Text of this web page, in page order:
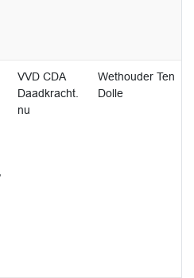
VVD CDA
Daadkracht.
nu
Wethouder Ten
Dolle